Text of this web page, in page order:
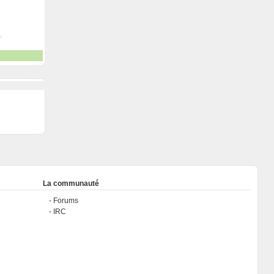
La communauté
Forums
IRC